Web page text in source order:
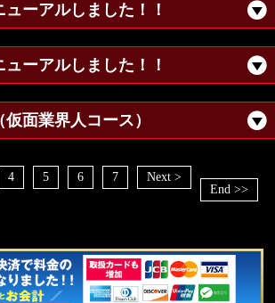
ーアルしました！！
ーアルしました！！
面業界人コース）
4 5 6 7
Next >
End >>